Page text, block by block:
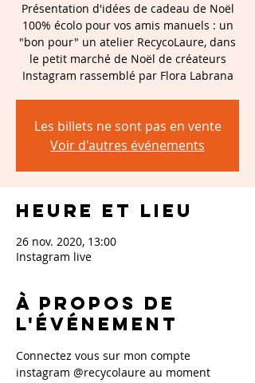
Présentation d'idées de cadeau de Noël
100% écolo pour vos amis manuels : un
"bon pour" un atelier RecycoLaure, dans
le petit marché de Noël de créateurs
Instagram rassemblé par Flora Labrana
Les billets ne sont pas en vente
Voir d'autres événements
Heure et lieu
26 nov. 2020, 13:00
Instagram live
À propos de
l'événement
Connectez vous sur mon compte
instagram @recycolaure au moment